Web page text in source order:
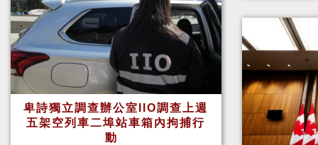
卑詩獨立調查辦公室IIO調查上週
五架空列車二埠站車箱內拘捕行
動